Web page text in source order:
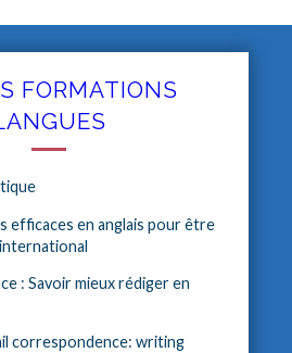
FORMATIONS
efficaces en anglais pour être
: Savoir mieux rédiger en
correspondence: writing